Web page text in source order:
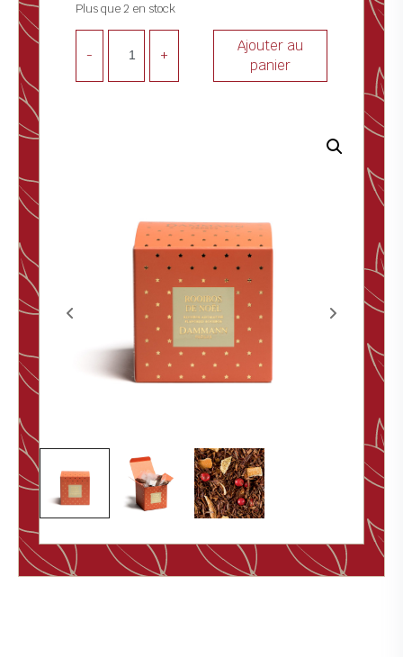
Plus que 2 en stock
- +
Ajouter au
panier